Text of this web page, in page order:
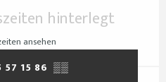
hinterlegt
ansehen
57 15 86 ▒▒